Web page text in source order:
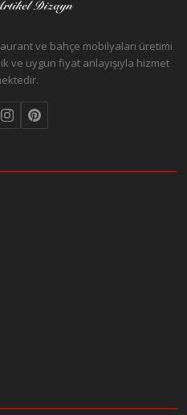
ve bahçe mobilyaları üretimi
ve uygun fiyat anlayışıyla hizmet